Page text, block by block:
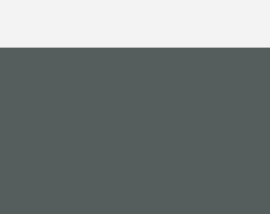
di posta elettronica)
l’app di posta elettronica)